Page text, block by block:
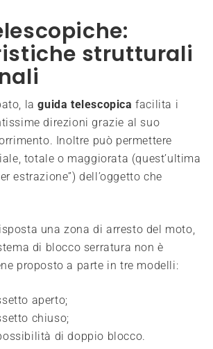
strutturali
laguida telescopica facilita i
direzioni grazie al suo
Inoltre può permettere
totale o maggiorata (quest’ultima
estrazione”) dell’oggetto che
una zona di arresto del moto,
di blocco serratura non è
proposto a parte in tre modelli:
aperto;
chiuso;
di doppio blocco.